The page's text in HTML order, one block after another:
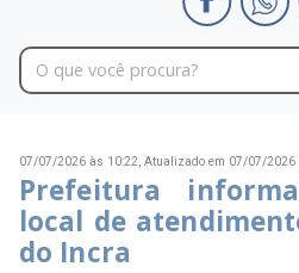
07/07/2026 às 10:22, Atualizado em 07/07/2026
Prefeitura
local de
do Incra